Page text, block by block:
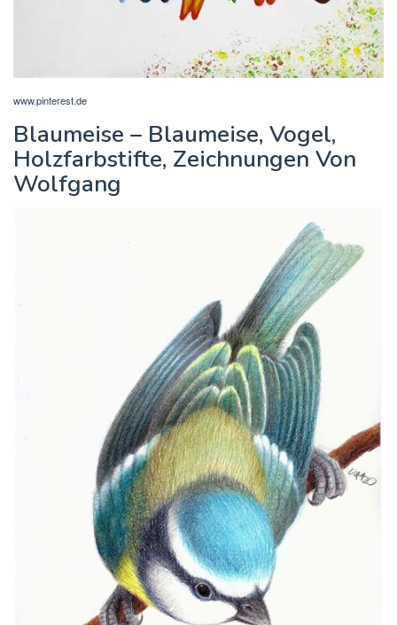
www.pinterest.de
Blaumeise – Blaumeise, Vogel,
Holzfarbstifte, Zeichnungen Von
Wolfgang